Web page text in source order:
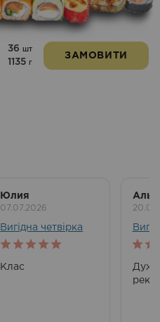
36 шт
1135 г
ЗАМОВИТИ
Юлия
07.07.2026
Вигідна четвірка
5out of 5
Клас 5
Дуже